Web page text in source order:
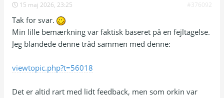
15 maj 2026, 23:25 #376092
Tak for svar.
Min lille bemærkning var faktisk baseret på en fejltagelse.
Jeg blandede denne tråd sammen med denne:
viewtopic.php?t=56018
Det er altid rart med lidt feedback, men som orkin var